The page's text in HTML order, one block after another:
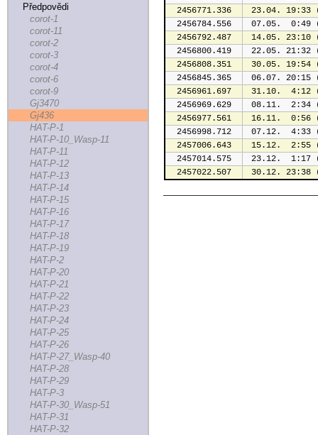
Předpovědi
corot-1
corot-11
corot-2
corot-3
corot-4
corot-6
corot-9
Gj3470
Gj436
HAT-P-1
HAT-P-10_Wasp-11
HAT-P-11
HAT-P-12
HAT-P-13
HAT-P-14
HAT-P-15
HAT-P-16
HAT-P-17
HAT-P-18
HAT-P-19
HAT-P-2
HAT-P-20
HAT-P-21
HAT-P-22
HAT-P-23
HAT-P-24
HAT-P-25
HAT-P-26
HAT-P-27_Wasp-40
HAT-P-28
HAT-P-29
HAT-P-3
HAT-P-30_Wasp-51
HAT-P-31
HAT-P-32
2456771.336
23.04. 19:33
2456784.556
07.05.  0:49
2456792.487
14.05. 23:10
2456800.419
22.05. 21:32
2456808.351
30.05. 19:54
2456845.365
06.07. 20:15
2456961.697
31.10.  4:12
2456969.629
08.11.  2:34
2456977.561
16.11.  0:56
2456998.712
07.12.  4:33
2457006.643
15.12.  2:55
2457014.575
23.12.  1:17
2457022.507
30.12. 23:38